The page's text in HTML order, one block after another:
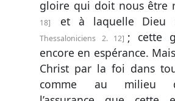
gloire qui doit nous être
18
et à laquelle Dieu
Thessaloniciens 2. 12 ; cette
encore en espérance.
Christ par la foi dans
comme au milieu